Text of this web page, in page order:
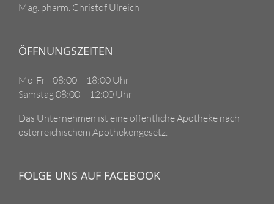
Mag. pharm. Christof Ulreich
ÖFFNUNGSZEITEN
Mo-Fr 08:00 – 18:00 Uhr
Samstag 08:00 – 12:00 Uhr
Das Unternehmen ist eine öffentliche Apotheke nach
österreichischem Apothekengesetz.
FOLGE UNS AUF FACEBOOK